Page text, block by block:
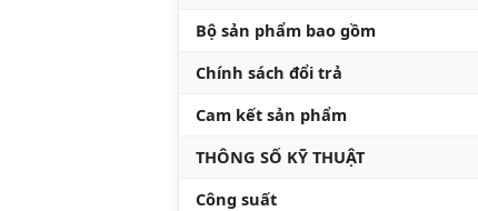
Bộ sản phẩm bao gồm
Chính sách đổi trả
Cam kết sản phẩm
THÔNG SỐ KỸ THUẬT
Công suất